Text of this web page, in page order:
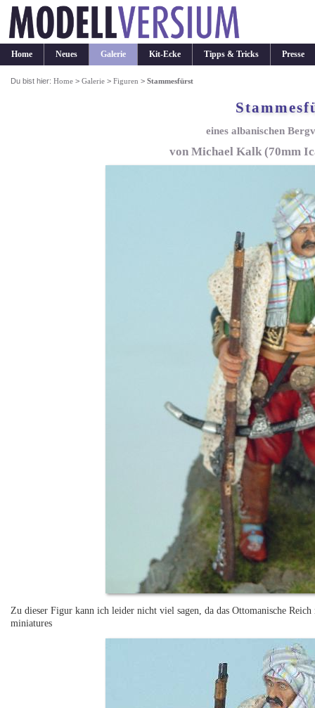
Home Neues Galerie Kit-Ecke Tipps & Tricks Presse
Du bist hier:Home >Galerie >Figuren >Stammesfürst
eines albanischen
von Michael Kalk (70mm
Zu dieser Figur kann ich leider nicht viel sagen, da das Ottomanische
miniatures